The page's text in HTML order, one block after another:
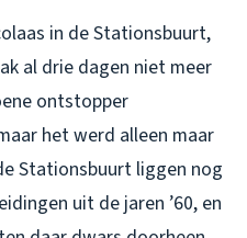
in de Stationsbuurt,
al drie dagen niet meer
ontstopper
het werd alleen maar
Stationsbuurt liggen nog
uit de jaren ’60, en